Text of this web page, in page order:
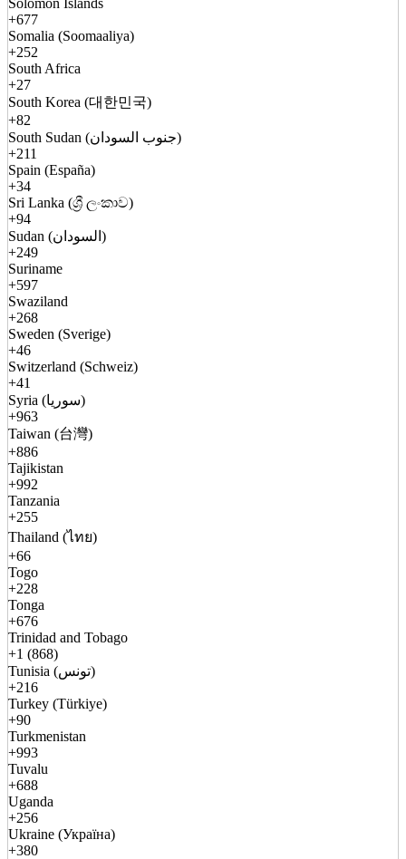
Solomon Islands
+677
Somalia (Soomaaliya)
+252
South Africa
+27
South Korea (대한민국)
+82
South Sudan (جنوب السودان)
+211
Spain (España)
+34
Sri Lanka (ශ්‍රී ලංකාව)
+94
Sudan (السودان)
+249
Suriname
+597
Swaziland
+268
Sweden (Sverige)
+46
Switzerland (Schweiz)
+41
Syria (سوريا)
+963
Taiwan (台灣)
+886
Tajikistan
+992
Tanzania
+255
Thailand (ไทย)
+66
Togo
+228
Tonga
+676
Trinidad and Tobago
+1 (868)
Tunisia (تونس)
+216
Turkey (Türkiye)
+90
Turkmenistan
+993
Tuvalu
+688
Uganda
+256
Ukraine (Україна)
+380